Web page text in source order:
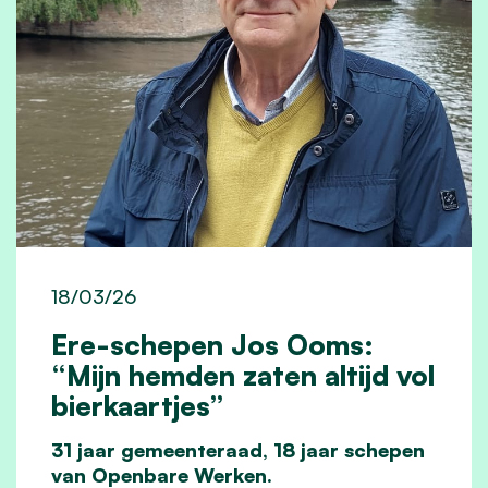
Ere-schepen Jos Ooms:
“Mijn hemden zaten altijd vol
bierkaartjes”
18/03/26
31 jaar gemeenteraad, 18 jaar schepen
van Openbare Werken.